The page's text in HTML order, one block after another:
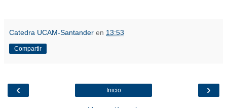
Catedra UCAM-Santander en 13:53
Compartir
‹ ›
Inicio